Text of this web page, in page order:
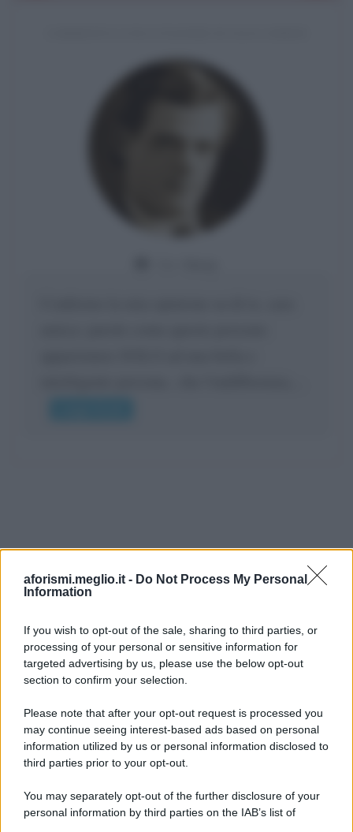
aforismi.meglio.it - Do Not Process My Personal
Information
If you wish to opt-out of the sale, sharing to third parties, or
processing of your personal or sensitive information for
targeted advertising by us, please use the below opt-out
section to confirm your selection.
Please note that after your opt-out request is processed you
may continue seeing interest-based ads based on personal
information utilized by us or personal information disclosed to
third parties prior to your opt-out.
You may separately opt-out of the further disclosure of your
personal information by third parties on the IAB’s list of
Ricevi LE FRASI PIÙ BELLE via e-mail
E-mail